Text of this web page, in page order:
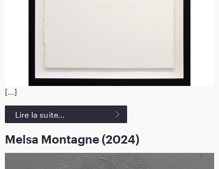
[…]
Lire la suite…
Melsa Montagne (2024)